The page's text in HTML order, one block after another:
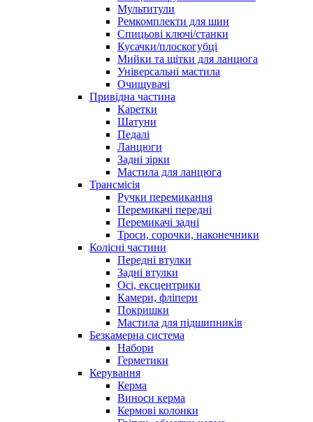
Мультитули
Ремкомплекти для шин
Спицьові ключі/станки
Кусачки/плоскогубці
Мийки та щітки для ланцюга
Універсальні мастила
Очищувачі
Привідна частина
Каретки
Шатуни
Педалі
Ланцюги
Задні зірки
Мастила для ланцюга
Трансмісія
Ручки перемикання
Перемикачі передні
Перемикачі задні
Троси, сорочки, наконечники
Колісні частини
Передні втулки
Задні втулки
Осі, ексцентрики
Камери, фліпери
Покришки
Мастила для підшипників
Безкамерна система
Набори
Герметики
Керування
Керма
Виноси керма
Кермові колонки